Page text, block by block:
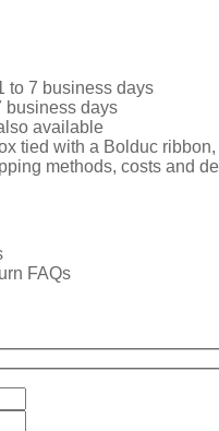
to 7 business days
business days
available
tied with a Bolduc
methods, costs and
FAQs